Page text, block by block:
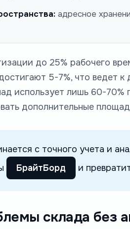
адресное
до 25% рабочего
5-7%, что ведет
использует лишь 60-
дополнительные
с точного учета и
БрайтБорд и
склада без